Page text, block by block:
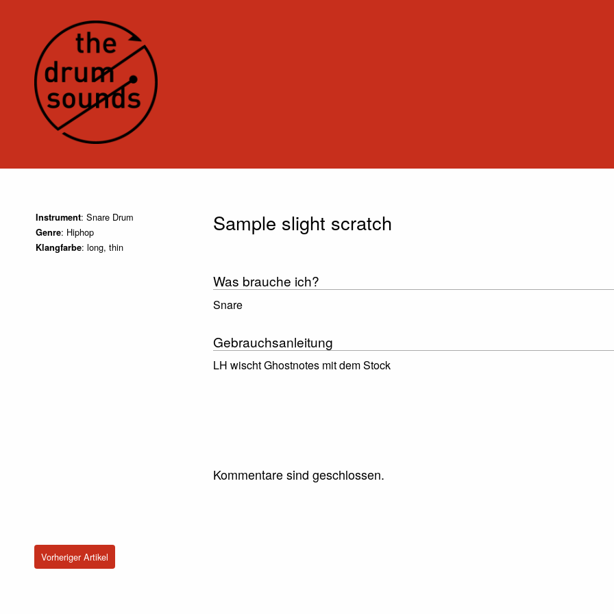
Sample slight scratch
Instrument: Snare Drum
Genre: Hiphop
Klangfarbe: long, thin
Was brauche ich?
Snare
Gebrauchsanleitung
LH wischt Ghostnotes mit dem Stock
Kommentare sind geschlossen.
Vorheriger Artikel